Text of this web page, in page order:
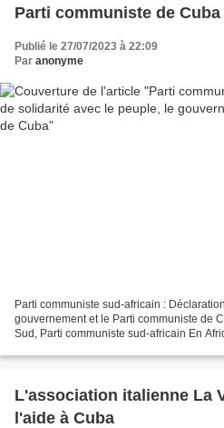
Parti communiste de Cuba
Publié le 27/07/2023 à 22:09
Par anonyme
Parti communiste sud-africain :
gouvernement et le Parti communiste de
Sud, Parti communiste sud-africain En
L'association italienne La
l'aide à Cuba